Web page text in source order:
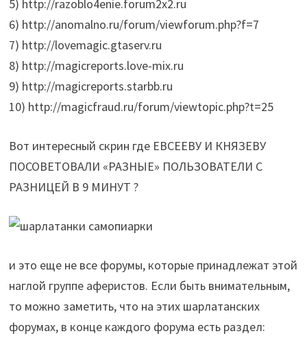
5) http://razoblo4enie.forum2x2.ru
6) http://anomalno.ru/forum/viewforum.php?f=7
7) http://lovemagic.gtaserv.ru
8) http://magicreports.love-mix.ru
9) http://magicreports.starbb.ru
10) http://magicfraud.ru/forum/viewtopic.php?t=25
Вот интересный скрин где ЕВСЕЕВУ И КНЯЗЕВУ
ПОСОВЕТОВАЛИ «РАЗНЫЕ» ПОЛЬЗОВАТЕЛИ С
РАЗНИЦЕЙ В 9 МИНУТ ?
и это еще не все форумы, которые принадлежат этой
наглой группе аферистов. Если быть внимательным,
то можно заметить, что на этих шарлатанских
форумах, в конце каждого форума есть раздел: